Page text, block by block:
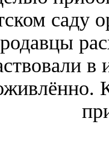
саду
в